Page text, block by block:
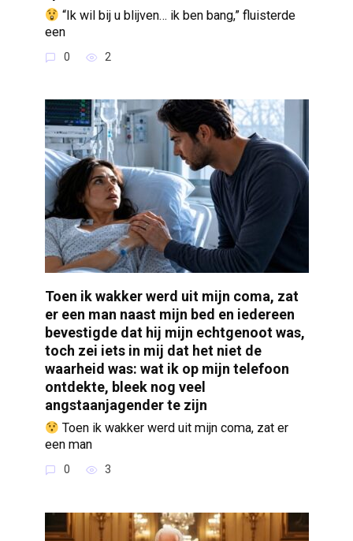
“Ik wil bij u blijven… ik ben bang,” fluisterde
een
0 2
Toen ik wakker werd uit mijn coma, zat
er een man naast mijn bed en iedereen
bevestigde dat hij mijn echtgenoot was,
toch zei iets in mij dat het niet de
waarheid was: wat ik op mijn telefoon
ontdekte, bleek nog veel
angstaanjagender te zijn
Toen ik wakker werd uit mijn coma, zat er
een man
0 3